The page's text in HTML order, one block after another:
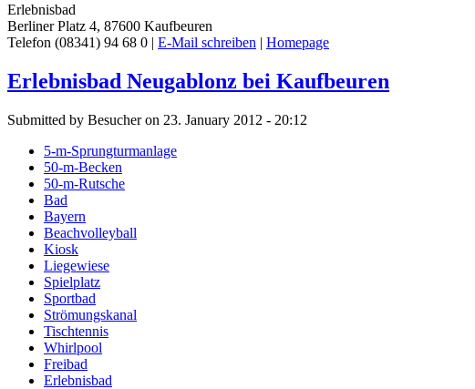
Erlebnisbad
Berliner Platz 4, 87600 Kaufbeuren
Telefon (08341) 94 68 0 | E-Mail schreiben | Homepage
Erlebnisbad Neugablonz bei Kaufbeuren
Submitted by Besucher on 23. January 2012 - 20:12
5-m-Sprungturmanlage
50-m-Becken
50-m-Rutsche
Bad
Bayern
Beachvolleyball
Kiosk
Liegewiese
Spielplatz
Sportbad
Strömungskanal
Tischtennis
Whirlpool
Freibad
Erlebnisbad